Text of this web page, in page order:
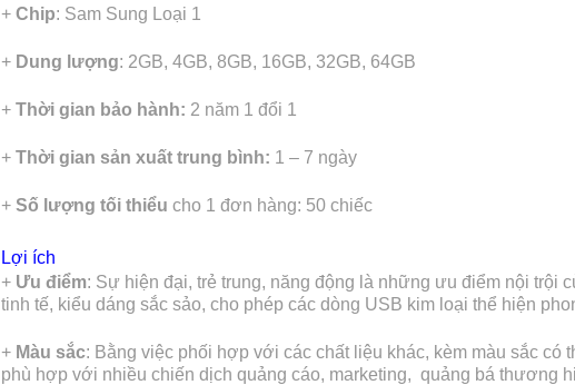
+ Chip: Sam Sung Loại 1
+ Dung lượng: 2GB, 4GB, 8GB, 16GB, 32GB, 64GB
+ Thời gian bảo hành: 2 năm 1 đổi 1
+ Thời gian sản xuất trung bình: 1 – 7 ngày
+ Số lượng tối thiểu cho 1 đơn hàng: 50 chiếc
Lợi ích
+ Ưu điểm: Sự hiện đại, trẻ trung, năng động là những ưu điểm nội trội
tinh tế, kiểu dáng sắc sảo, cho phép các dòng USB kim loại thể hiện
+ Màu sắc: Bằng việc phối hợp với các chất liệu khác, kèm màu sắc có
phù hợp với nhiều chiến dịch quảng cáo, marketing, quảng bá thương